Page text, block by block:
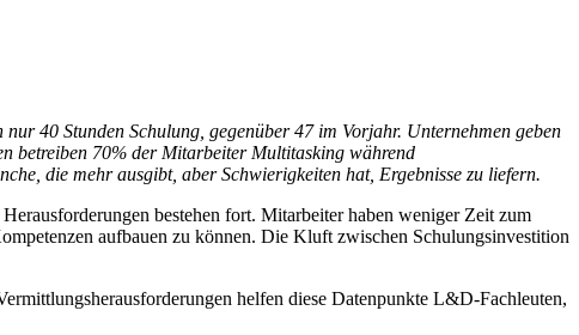
40 Stunden Schulung, gegenüber 47 im Vorjahr. Unternehmen geben
betreiben 70% der Mitarbeiter Multitasking während
die mehr ausgibt, aber Schwierigkeiten hat, Ergebnisse zu liefern.
bestehen fort. Mitarbeiter haben weniger Zeit zum
aufbauen zu können. Die Kluft zwischen Schulungsinvestition
helfen diese Datenpunkte L&D-Fachleuten,